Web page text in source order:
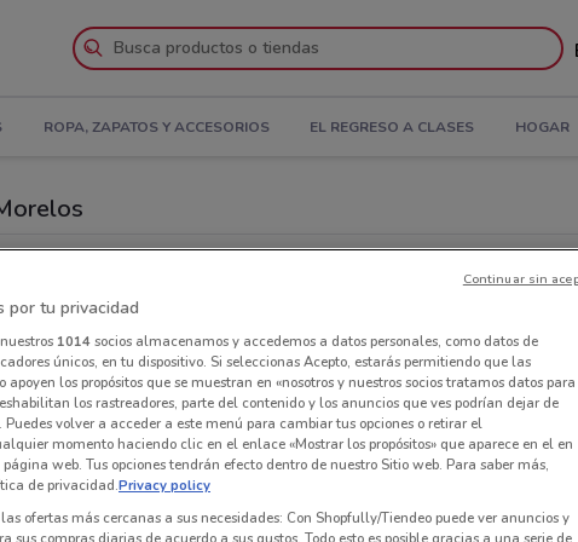
ROPA, ZAPATOS Y ACCESORIOS EL REGRESO A CLASES HOGAR
Tamaulipas,
368 m
Av De Los
por tu privacidad
1014socios almacenamos y accedemos a datos personales, como datos de
únicos, en tu dispositivo. Si seleccionas Acepto, estarás permitiendo que las
apoyen los propósitos que se muestran en «nosotros y nuestros socios tratamos datos para
los rastreadores, parte del contenido y los anuncios que ves podrían dejar de
volver a acceder a este menú para cambiar tus opciones o retirar el
momento haciendo clic en el enlace «Mostrar los propósitos» que aparece en el en
web. Tus opciones tendrán efecto dentro de nuestro Sitio web. Para saber más,
de privacidad.Privacy policy
ofertas más cercanas a sus necesidades: Con Shopfully/Tiendeo puede ver anuncios y
sus compras diarias de acuerdo a sus gustos. Todo esto es posible gracias a una serie de
Continuar sin